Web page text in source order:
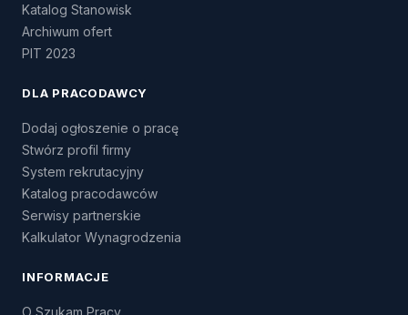
Katalog Stanowisk
Archiwum ofert
PIT 2023
DLA PRACODAWCY
Dodaj ogłoszenie o pracę
Stwórz profil firmy
System rekrutacyjny
Katalog pracodawców
Serwisy partnerskie
Kalkulator Wynagrodzenia
INFORMACJE
O Szukam Pracy